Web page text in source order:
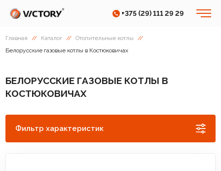
+375 (29) 111 29 29
Главная // Каталог // Отопительные котлы
//
Белорусские газовые котлы в Костюковичах
БЕЛОРУССКИЕ ГАЗОВЫЕ КОТЛЫ В
КОСТЮКОВИЧАХ
Фильтр характеристик